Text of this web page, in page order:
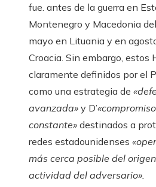
fue. antes de la guerra en
Montenegro y Macedonia
mayo en Lituania y en
Croacia. Sin embargo, estos
claramente definidos por el
como una estrategia de
avanzada» y D’«compromiso
constante» destinados a
redes estadounidenses
más cerca posible del
actividad del adversario».